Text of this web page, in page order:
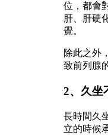
位，都會
肝、肝硬
覺。
除此之外
致前列腺
2、久坐
長時間久
立的時候